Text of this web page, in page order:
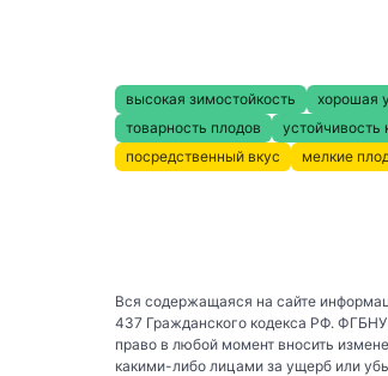
высокая зимостойкость хорошая
товарность плодов
устойчивость
посредственный вкус
мелкие
Вся содержащаяся на сайте
437 Гражданского кодекса РФ.
право в любой момент вносить
какими-либо лицами за ущерб или